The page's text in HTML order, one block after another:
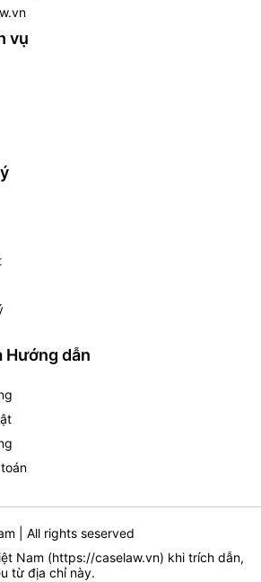
vụ
Hướng dẫn
| All rights seserved
Nam (https://caselaw.vn) khi trích dẫn,
từ địa chỉ này.